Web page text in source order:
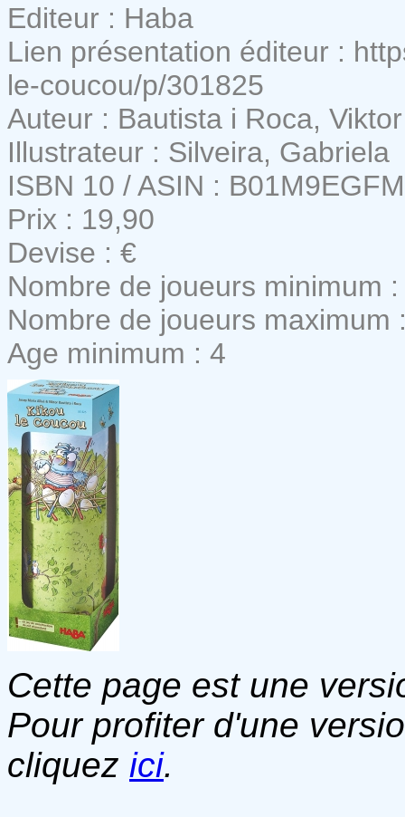
Editeur : Haba
Lien présentation éditeur :
le-coucou/p/301825
Auteur : Bautista i Roca,
Illustrateur : Silveira, Gabriela
ISBN 10 / ASIN :
Prix : 19,90
Devise : €
Nombre de joueurs minimum
Nombre de joueurs maximum
Age minimum : 4
Cette page est une
Pour profiter d'une
cliquez ici.